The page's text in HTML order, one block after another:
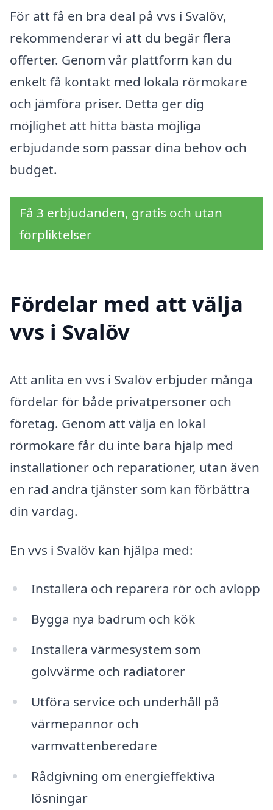
För att få en bra deal på vvs i Svalöv,
rekommenderar vi att du begär flera
offerter. Genom vår plattform kan du
enkelt få kontakt med lokala rörmokare
och jämföra priser. Detta ger dig
möjlighet att hitta bästa möjliga
erbjudande som passar dina behov och
budget.
Få 3 erbjudanden, gratis och utan
förpliktelser
Fördelar med att välja
vvs i Svalöv
Att anlita en vvs i Svalöv erbjuder många
fördelar för både privatpersoner och
företag. Genom att välja en lokal
rörmokare får du inte bara hjälp med
installationer och reparationer, utan även
en rad andra tjänster som kan förbättra
din vardag.
En vvs i Svalöv kan hjälpa med:
Installera och reparera rör och avlopp
Bygga nya badrum och kök
Installera värmesystem som
golvvärme och radiatorer
Utföra service och underhåll på
värmepannor och
varmvattenberedare
Rådgivning om energieffektiva
lösningar